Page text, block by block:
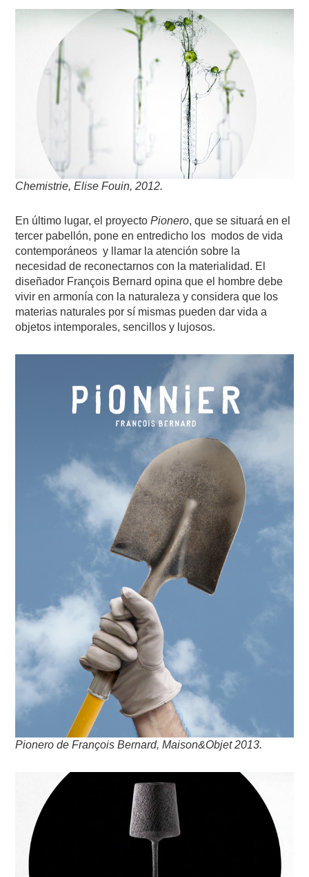
Chemistrie, Elise Fouin, 2012.
En último lugar, el proyectoPionero, que se situará en el
tercer pabellón, pone en entredicho los modos de vida
contemporáneos y llamar la atención sobre la
necesidad de reconectarnos con la materialidad. El
diseñador François Bernard opina que el hombre debe
vivir en armonía con la naturaleza y considera que los
materias naturales por sí mismas pueden dar vida a
objetos intemporales, sencillos y lujosos.
Pionero de François Bernard,Maison&Objet2013.